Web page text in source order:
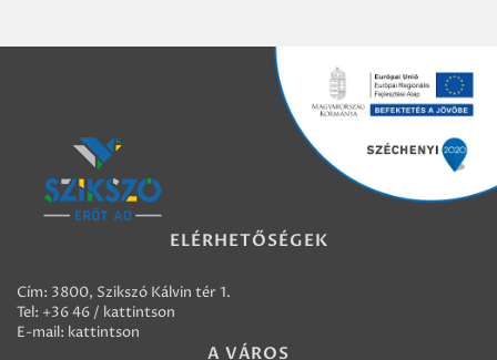
ELÉRHETŐSÉGEK
Cím: 3800, Szikszó Kálvin tér 1.
Tel: +36 46 / kattintson
E-mail: kattintson
A VÁROS